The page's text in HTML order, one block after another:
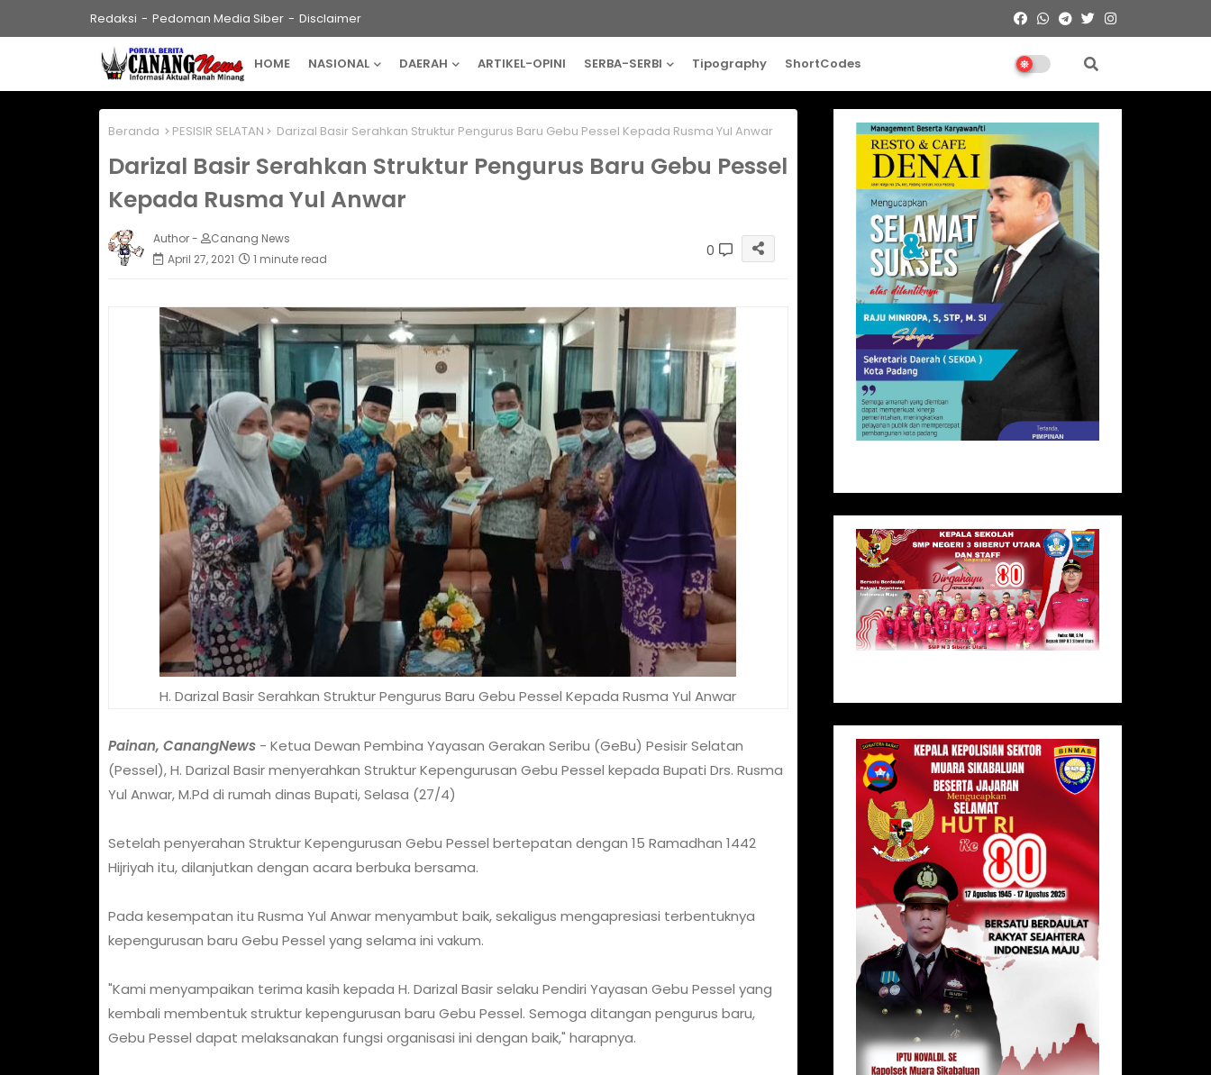
Redaksi Pedoman Media Siber Disclaimer
HOME NASIONAL DAERAH ARTIKEL-OPINI SERBA-SERBI Tipography ShortCodes
Beranda PESISIR SELATAN Darizal Basir Serahkan Struktur Pengurus Baru Gebu Pessel Kepada Rusma Yul Anwar
Darizal Basir Serahkan Struktur Pengurus Baru Gebu Pessel
Kepada Rusma Yul Anwar
Author -
Canang News
April 27, 2021
1 minute read 0
H. Darizal Basir Serahkan Struktur Pengurus Baru Gebu Pessel Kepada Rusma Yul Anwar
Painan, CanangNews- Ketua Dewan Pembina Yayasan Gerakan Seribu (GeBu) Pesisir Selatan
(Pessel), H. Darizal Basir menyerahkan Struktur Kepengurusan Gebu Pessel kepada Bupati Drs. Rusma
Yul Anwar, M.Pd di rumah dinas Bupati, Selasa (27/4)
Setelah penyerahan Struktur Kepengurusan Gebu Pessel bertepatan dengan 15 Ramadhan 1442
Hijriyah itu, dilanjutkan dengan acara berbuka bersama.
Pada kesempatan itu Rusma Yul Anwar menyambut baik, sekaligus mengapresiasi terbentuknya
kepengurusan baru Gebu Pessel yang selama ini vakum.
"Kami menyampaikan terima kasih kepada H. Darizal Basir selaku Pendiri Yayasan Gebu Pessel yang
kembali membentuk struktur kepengurusan baru Gebu Pessel. Semoga ditangan pengurus baru,
Gebu Pessel dapat melaksanakan fungsi organisasi ini dengan baik," harapnya.